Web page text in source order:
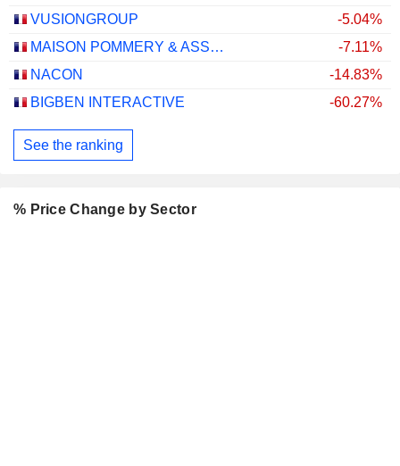
VUSIONGROUP
-5.04%
MAISON POMMERY & ASSOCIÉS
-7.11%
NACON
-14.83%
BIGBEN INTERACTIVE
-60.27%
See the ranking
% Price Change by Sector